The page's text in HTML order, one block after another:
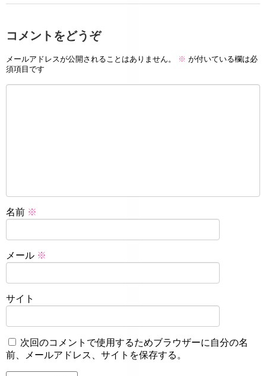
コメントをどうぞ
メールアドレスが公開されることはありません。 ※ が付いている欄は必
須項目です
名前 ※
メール ※
サイト
次回のコメントで使用するためブラウザーに自分の名
前、メールアドレス、サイトを保存する。